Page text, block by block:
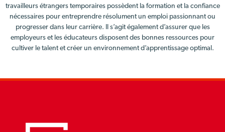
travailleurs étrangers temporaires possèdent la formation et la confiance
nécessaires pour entreprendre résolument un emploi passionnant ou
progresser dans leur carrière. Il s’agit également d’assurer que les
employeurs et les éducateurs disposent des bonnes ressources pour
cultiver le talent et créer un environnement d’apprentissage optimal.